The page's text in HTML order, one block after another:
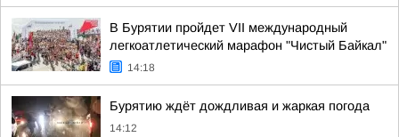
В Бурятии пройдет VII международный
легкоатлетический марафон "Чистый Байкал"
14:18
Бурятию ждёт дождливая и жаркая погода
14:12